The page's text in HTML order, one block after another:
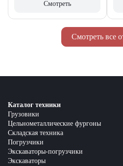
Смотреть все
Смотреть
Каталог техники
Грузовики
Цельнометаллические фургоны
Складская техника
Погрузчики
Экскаваторы-погрузчики
Экскаваторы